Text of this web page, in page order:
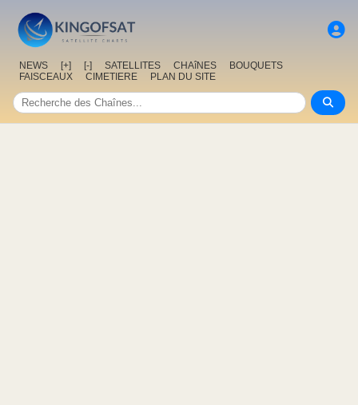
NEWS [+] [-] SATELLITES CHAîNES
BOUQUETS
FAISCEAUX
CIMETIERE PLAN DU SITE